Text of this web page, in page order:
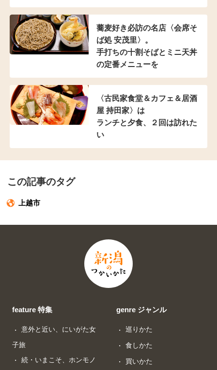
蕎麦好き必訪の名店 〈会席そ
ば処 安茂里〉。
手打ちの十割そばと ミニ天丼
の定番メニューを
〈古民家食堂＆カフェ ＆居酒
屋 持田家〉は
ランチと夕食、２回は訪れた
い
この記事のタグ
上越市
feature 特集
意外と近い、にいがた女
子旅
続・いまこそ、ホンモノ
genre ジャンル
巡りかた
食しかた
買いかた